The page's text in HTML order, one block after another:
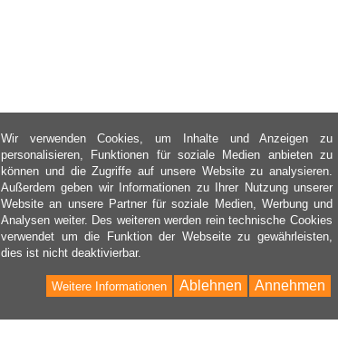
Wir verwenden Cookies, um Inhalte und Anzeigen zu
personalisieren, Funktionen für soziale Medien anbieten zu
können und die Zugriffe auf unsere Website zu analysieren.
Außerdem geben wir Informationen zu Ihrer Nutzung unserer
Website an unsere Partner für soziale Medien, Werbung und
Analysen weiter. Des weiteren werden rein technische Cookies
verwendet um die Funktion der Webseite zu gewährleisten,
dies ist nicht deaktivierbar.
Annehmen
Ablehnen
Weitere Informationen